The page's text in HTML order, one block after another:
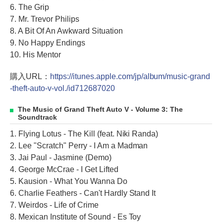
6. The Grip
7. Mr. Trevor Philips
8. A Bit Of An Awkward Situation
9. No Happy Endings
10. His Mentor
購入URL： https://itunes.apple.com/jp/album/music-grand
-theft-auto-v-vol./id712687020
The Music of Grand Theft Auto V - Volume 3: The
Soundtrack
1. Flying Lotus - The Kill (feat. Niki Randa)
2. Lee "Scratch" Perry - I Am a Madman
3. Jai Paul - Jasmine (Demo)
4. George McCrae - I Get Lifted
5. Kausion - What You Wanna Do
6. Charlie Feathers - Can't Hardly Stand It
7. Weirdos - Life of Crime
8. Mexican Institute of Sound - Es Toy